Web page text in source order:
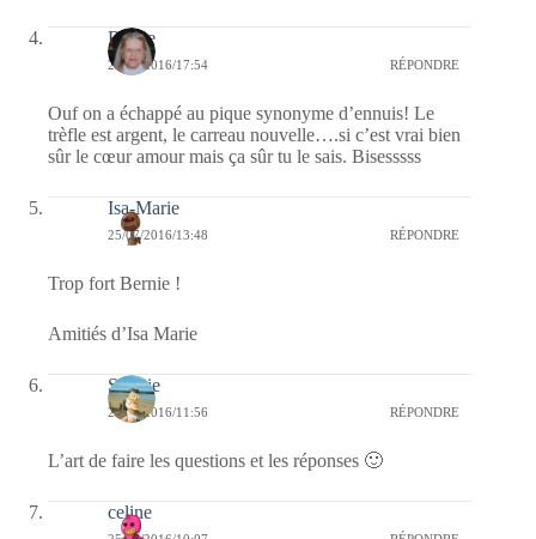
Renee
25/07/2016/17:54 RÉPONDRE
Ouf on a échappé au pique synonyme d’ennuis! Le
trèfle est argent, le carreau nouvelle….si c’est vrai bien
sûr le cœur amour mais ça sûr tu le sais. Bisesssss
Isa-Marie
25/07/2016/13:48 RÉPONDRE
Trop fort Bernie !
Amitiés d’Isa Marie
Sophie
25/07/2016/11:56 RÉPONDRE
L’art de faire les questions et les réponses 🙂
celine